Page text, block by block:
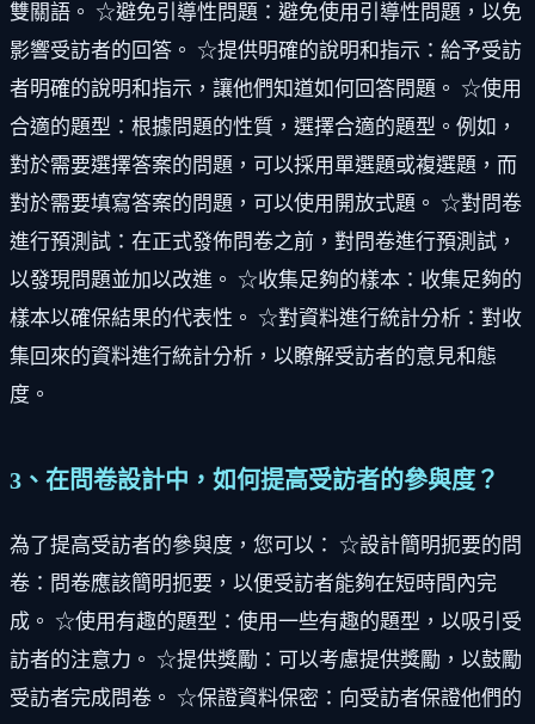
雙關語。 ☆避免引導性問題：避免使用引導性問題，以免
影響受訪者的回答。 ☆提供明確的說明和指示：給予受訪
者明確的說明和指示，讓他們知道如何回答問題。 ☆使用
合適的題型：根據問題的性質，選擇合適的題型。例如，
對於需要選擇答案的問題，可以採用單選題或複選題，而
對於需要填寫答案的問題，可以使用開放式題。 ☆對問卷
進行預測試：在正式發佈問卷之前，對問卷進行預測試，
以發現問題並加以改進。 ☆收集足夠的樣本：收集足夠的
樣本以確保結果的代表性。 ☆對資料進行統計分析：對收
集回來的資料進行統計分析，以瞭解受訪者的意見和態
度。
3、在問卷設計中，如何提高受訪者的參與度？
為了提高受訪者的參與度，您可以： ☆設計簡明扼要的問
卷：問卷應該簡明扼要，以便受訪者能夠在短時間內完
成。 ☆使用有趣的題型：使用一些有趣的題型，以吸引受
訪者的注意力。 ☆提供獎勵：可以考慮提供獎勵，以鼓勵
受訪者完成問卷。 ☆保證資料保密：向受訪者保證他們的